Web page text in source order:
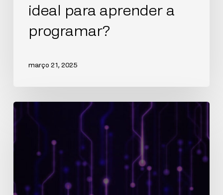
ideal para aprender a
programar?
março 21, 2025